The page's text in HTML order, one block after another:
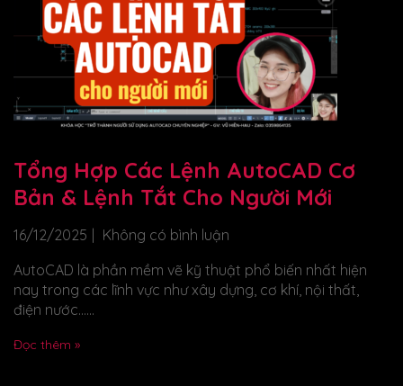
Tổng Hợp Các Lệnh AutoCAD Cơ
Bản & Lệnh Tắt Cho Người Mới
16/12/2025
Không có bình luận
AutoCAD là phần mềm vẽ kỹ thuật phổ biến nhất hiện
nay trong các lĩnh vực như xây dựng, cơ khí, nội thất,
điện nước…...
Đọc thêm »